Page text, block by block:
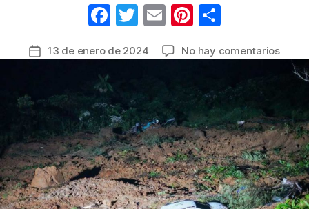
F
c
b
o
o
k
T
itt
E
ail
Pi
er
st
m
p
ar
tir
Fecha
entrada
13 de enero de 2024 No hay comentariosen
Más
y
al
25
por